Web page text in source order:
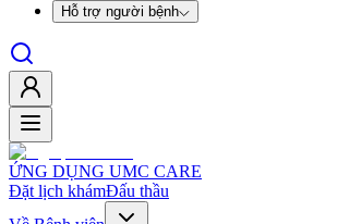
Hỗ trợ người bệnh
ỨNG DỤNG UMC CARE
Đặt lịch khámĐấu thầu